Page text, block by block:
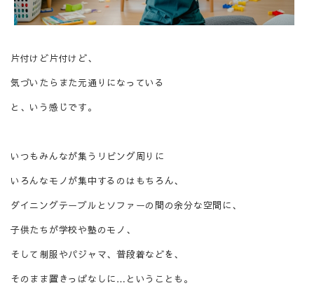
片付けど片付けど、
気づいたらまた元通りになっている
と、いう感じです。
いつもみんなが集うリビング周りに
いろんなモノが集中するのはもちろん、
ダイニングテーブルとソファーの間の余分な空間に、
子供たちが学校や塾のモノ、
そして制服やパジャマ、普段着などを、
そのまま置きっぱなしに…ということも。